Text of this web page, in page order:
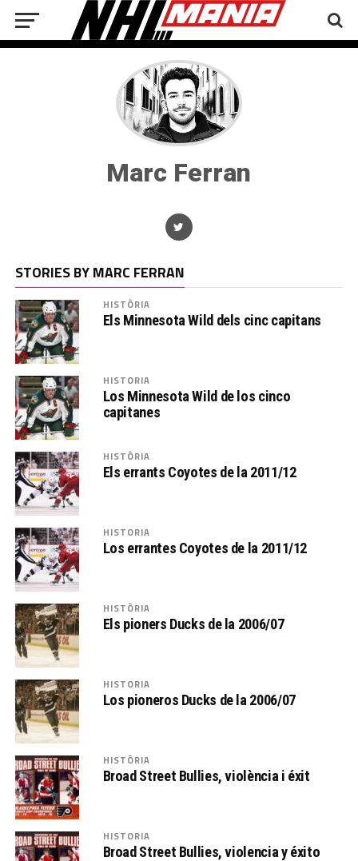
Marc Ferran
STORIES BY MARC FERRAN
HISTÒRIA
Els Minnesota Wild dels cinc capitans
HISTORIA
Los Minnesota Wild de los cinco
capitanes
HISTÒRIA
Els errants Coyotes de la 2011/12
HISTORIA
Los errantes Coyotes de la 2011/12
HISTÒRIA
Els pioners Ducks de la 2006/07
HISTORIA
Los pioneros Ducks de la 2006/07
HISTÒRIA
Broad Street Bullies, violència i éxit
HISTORIA
Broad Street Bullies, violencia y éxito